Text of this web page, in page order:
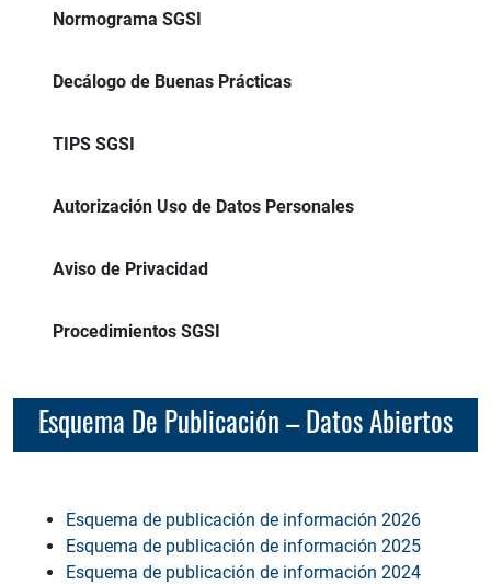
Normograma SGSI
Decálogo de Buenas Prácticas
TIPS SGSI
Autorización Uso de Datos Personales
Aviso de Privacidad
Procedimientos SGSI
Esquema De Publicación – Datos Abiertos
Esquema de publicación de información 2026
Esquema de publicación de información 2025
Esquema de publicación de información 2024